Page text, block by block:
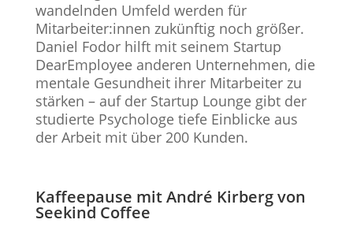
wandelnden Umfeld werden für
Mitarbeiter:innen zukünftig noch größer.
Daniel Fodor hilft mit seinem Startup
DearEmployee anderen Unternehmen, die
mentale Gesundheit ihrer Mitarbeiter zu
stärken – auf der Startup Lounge gibt der
studierte Psychologe tiefe Einblicke aus
der Arbeit mit über 200 Kunden.
Kaffeepause mit André Kirberg von
Seekind Coffee